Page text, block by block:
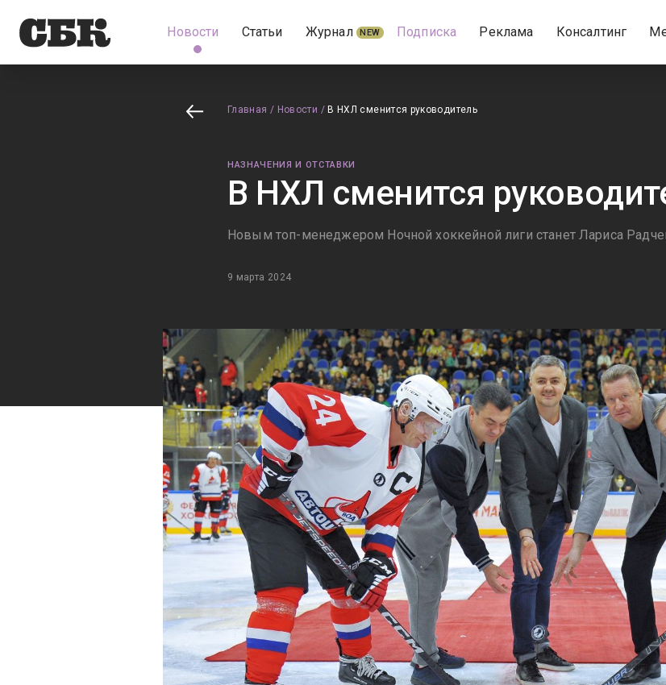
Новости Статьи Журнал NEW Подписка Реклама Консалтинг
Главная / Новости / В НХЛ сменится руководитель
НАЗНАЧЕНИЯ И ОТСТАВКИ
В НХЛ сменится
Новым топ-менеджером Ночной хоккейной лиги станет Лариса
9 марта 2024